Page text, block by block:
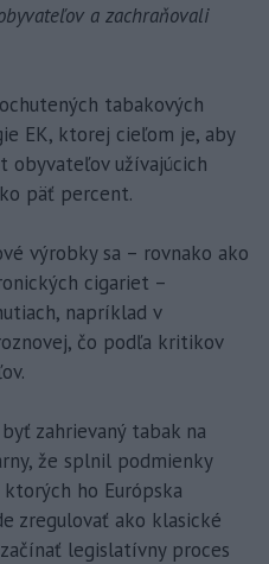
a zachraňovali
tabakových
EK, ktorej cieľom je, aby
obyvateľov užívajúcich
päť percent.
výrobky sa – rovnako ako
cigariet –
napríklad v
čo podľa kritikov
zahrievaný tabak na
že splnil podmienky
ho Európska
zregulovať ako klasické
legislatívny proces